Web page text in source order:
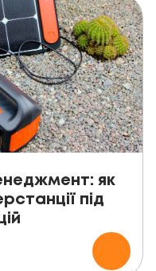
як
під